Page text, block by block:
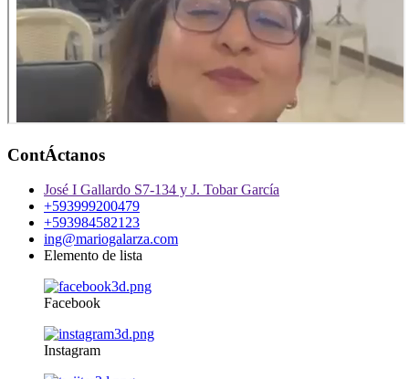
ContÁctanos
José I Gallardo S7-134 y J. Tobar García
+593999200479
+593984582123
ing@mariogalarza.com
Elemento de lista
Facebook
Instagram